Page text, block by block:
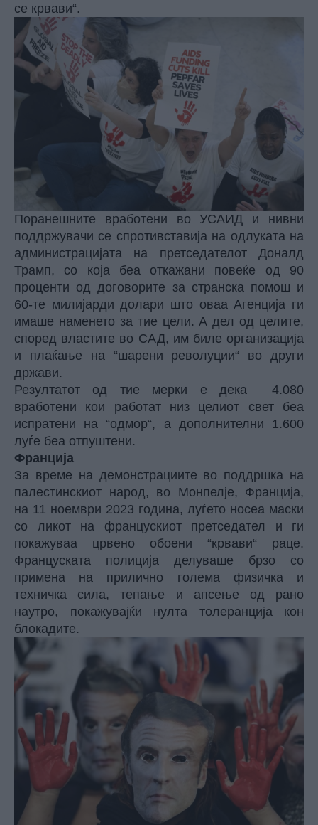
се крвави“.
Поранешните вработени во УСАИД и нивни
поддржувачи се спротивставија на одлуката на
администрацијата на претседателот Доналд
Трамп, со која беа откажани повеќе од 90
проценти од договорите за странска помош и
60-те милијарди долари што оваа Агенција ги
имаше наменето за тие цели. А дел од целите,
според властите во САД, им биле организација
и плаќање на “шарени револуции“ во други
држави.
Резултатот од тие мерки е дека 4.080
вработени кои работат низ целиот свет беа
испратени на “одмор“, а дополнителни 1.600
луѓе беа отпуштени.
Франција
За време на демонстрациите во поддршка на
палестинскиот народ, во Монпелје, Франција,
на 11 ноември 2023 година, луѓето носеа маски
со ликот на францускиот претседател и ги
покажуваа црвено обоени “крвави“ раце.
Француската полиција делуваше брзо со
примена на прилично голема физичка и
техничка сила, тепање и апсење од рано
наутро, покажувајќи нулта толеранција кон
блокадите.